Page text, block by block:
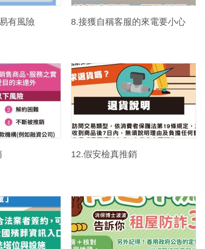
有風險 8.接獲自稱客服的來電要小心
12.假安檢真推銷